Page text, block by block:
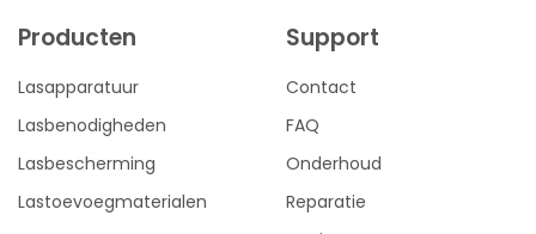
Producten
Lasapparatuur
Lasbenodigheden
Lasbescherming
Lastoevoegmaterialen
Support
Contact
FAQ
Onderhoud
Reparatie